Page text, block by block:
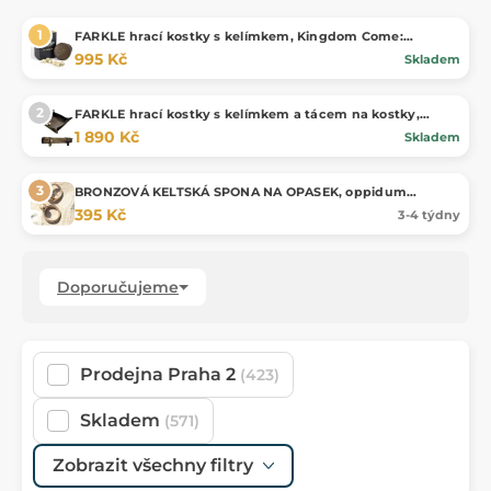
FARKLE hrací kostky s kelímkem, Kingdom Come:
Deliverance, oficiální merch
995 Kč Skladem
FARKLE hrací kostky s kelímkem a tácem na kostky,
Kingdom Come: Deliverance
1 890 Kč Skladem
BRONZOVÁ KELTSKÁ SPONA NA OPASEK, oppidum
Stradonice
395 Kč 3-4 týdny
Doporučujeme
Prodejna Praha 2 (423)
Skladem (571)
Zobrazit všechny filtry